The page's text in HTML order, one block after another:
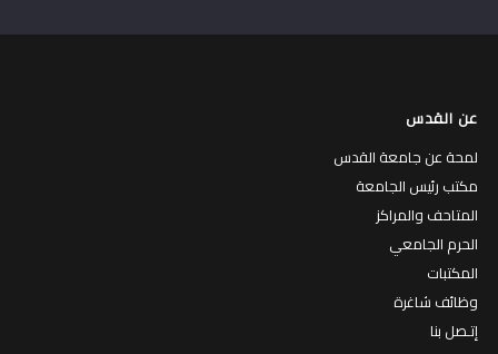
عن القدس
لمحة عن جامعة القدس
مكتب رئيس الجامعة
المتاحف والمراكز
الحرم الجامعي
المكتبات
وظائف شاغرة
إتـصل بنا